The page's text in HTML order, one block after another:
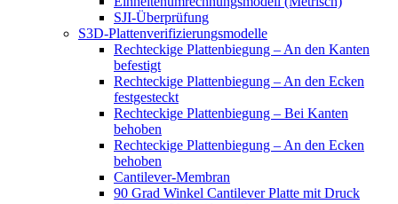
SJI-Überprüfung
S3D-Plattenverifizierungsmodelle
Rechteckige Plattenbiegung – An den Kanten
befestigt
Rechteckige Plattenbiegung – An den Ecken
festgesteckt
Rechteckige Plattenbiegung – Bei Kanten
behoben
Rechteckige Plattenbiegung – An den Ecken
behoben
Cantilever-Membran
90 Grad Winkel Cantilever Platte mit Druck